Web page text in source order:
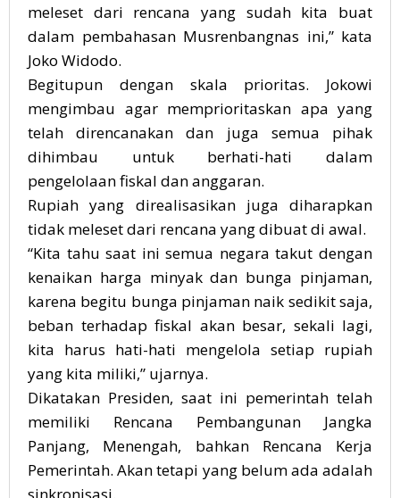
meleset dari rencana yang sudah kita buat
dalam pembahasan Musrenbangnas ini,” kata
Joko Widodo.
Begitupun dengan skala prioritas. Jokowi
mengimbau agar memprioritaskan apa yang
telah direncanakan dan juga semua pihak
dihimbau untuk berhati-hati dalam
pengelolaan fiskal dan anggaran.
Rupiah yang direalisasikan juga diharapkan
tidak meleset dari rencana yang dibuat di awal.
“Kita tahu saat ini semua negara takut dengan
kenaikan harga minyak dan bunga pinjaman,
karena begitu bunga pinjaman naik sedikit saja,
beban terhadap fiskal akan besar, sekali lagi,
kita harus hati-hati mengelola setiap rupiah
yang kita miliki,” ujarnya.
Dikatakan Presiden, saat ini pemerintah telah
memiliki Rencana Pembangunan Jangka
Panjang, Menengah, bahkan Rencana Kerja
Pemerintah. Akan tetapi yang belum ada adalah
sinkronisasi.